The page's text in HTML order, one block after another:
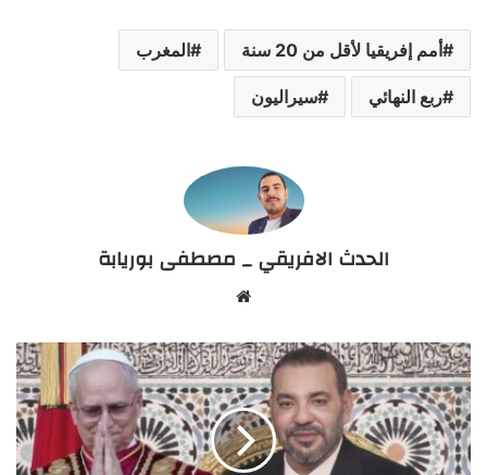
أمم إفريقيا لأقل من 20 سنة المغرب
ربع النهائي سيراليون
الحدث الافريقي _ مصطفى بوريابة
te
ب
ر
ق
ي
ة
ت